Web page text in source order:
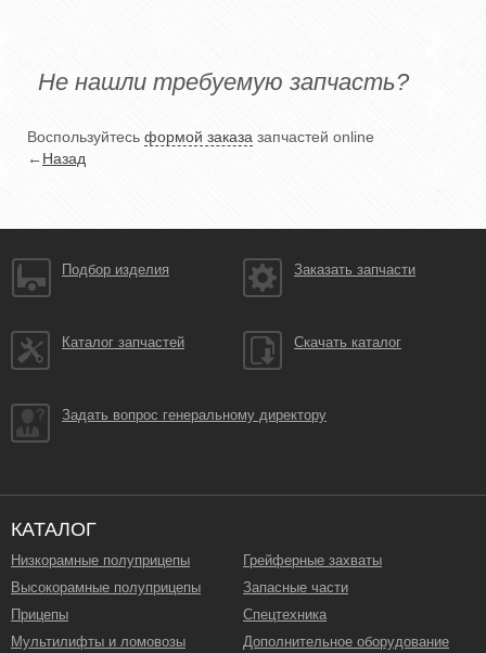
Не нашли требуемую запчасть?
Воспользуйтесь формой заказа запчастей online
←Назад
Подбор изделия Заказать запчасти
Каталог запчастей Скачать каталог
Задать вопрос генеральному директору
КАТАЛОГ
Низкорамные полуприцепы
Высокорамные полуприцепы
Прицепы
Мультилифты и ломовозы
Грейферные захваты
Запасные части
Спецтехника
Дополнительное оборудование